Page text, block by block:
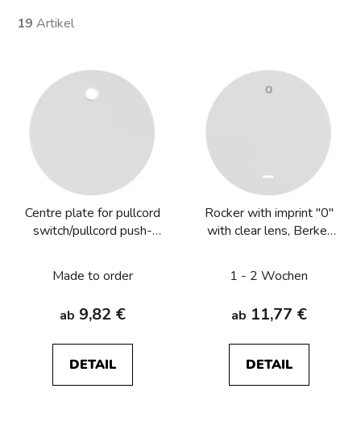
19 Artikel
Centre plate for pullcord
switch/pullcord push-
R.1/R.3/R.8
Made to order
ab 9,82 €
DETAIL
Rocker with imprint "0"
with clear lens, Berker
1 - 2 Wochen
ab 11,77 €
DETAIL